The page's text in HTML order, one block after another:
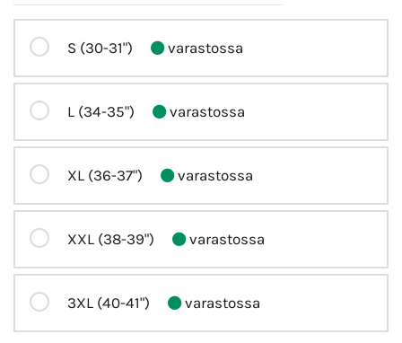
S (30-31") varastossa
L (34-35") varastossa
XL (36-37") varastossa
XXL (38-39") varastossa
3XL (40-41") varastossa